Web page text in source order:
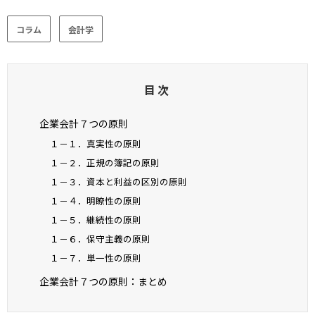
コラム 会計学
目次
企業会計７つの原則
１－１．真実性の原則
１－２．正規の簿記の原則
１－３．資本と利益の区別の原則
１－４．明瞭性の原則
１－５．継続性の原則
１－６．保守主義の原則
１－７．単一性の原則
企業会計７つの原則：まとめ